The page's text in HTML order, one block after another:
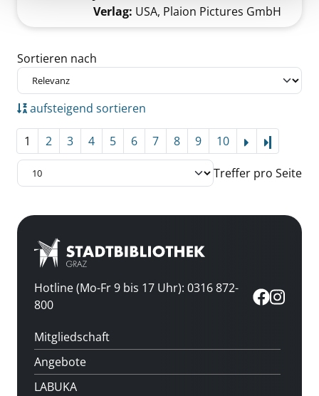
Verlag: USA, Plaion Pictures GmbH
Zu den Suchfiltern springen
Sortieren nach
aufsteigend sortieren
1 2 3 4 5 6 7 8 9 10
Treffer pro Seite
Hotline (Mo-Fr 9 bis 17 Uhr): 0316 872-
800
Mitgliedschaft
Angebote
LABUKA